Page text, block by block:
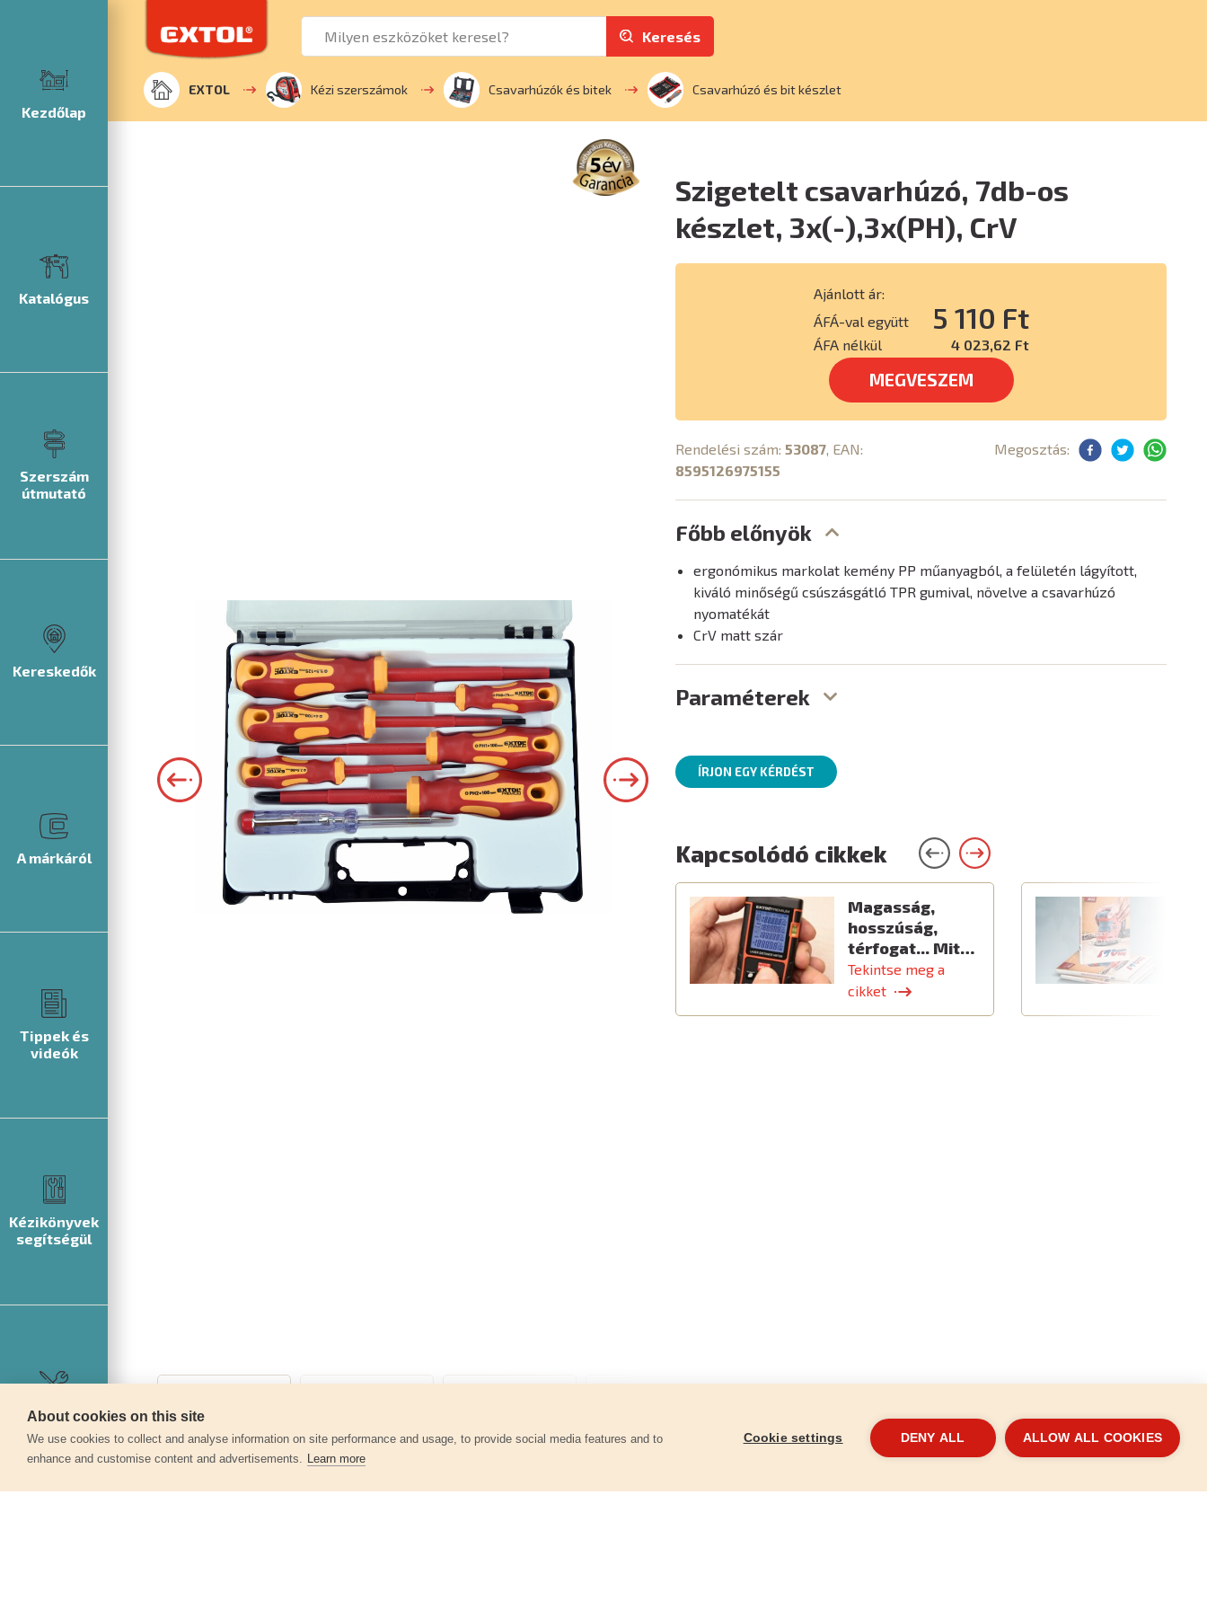
Kezdőlap
Katalógus
Szerszám
útmutató
Kereskedők
A márkáról
Tippek és
videók
Kézikönyvek
segítségül
Szerviz
Keresés
EXTOL Kézi szerszámok Csavarhúzók és bitek Csavarhúzó és bit készlet
Szigetelt csavarhúzó, 7db-os
készlet, 3x(-),3x(PH), CrV
Ajánlott ár:
ÁFÁ-val együtt
5 110 Ft
ÁFA nélkül 4 023,62 Ft
MEGVESZEM
Rendelési szám: 53087, EAN:
8595126975155
Megosztás:
Főbb előnyök
ergonómikus markolat kemény PP műanyagból, a felületén lágyított,
kiváló minőségű csúszásgátló TPR gumival, növelve a csavarhúzó
nyomatékát
CrV matt szár
Paraméterek
ÍRJON EGY KÉRDÉST
Kapcsolódó cikkek
Magasság,
hosszúság,
térfogat... Mit…
Tekintse meg a
cikket
About cookies on this site
We use cookies to collect and analyse information on site performance and usage, to provide social media features and to
enhance and customise content and advertisements. Learn more
Cookie settings DENY ALL ALLOW ALL COOKIES